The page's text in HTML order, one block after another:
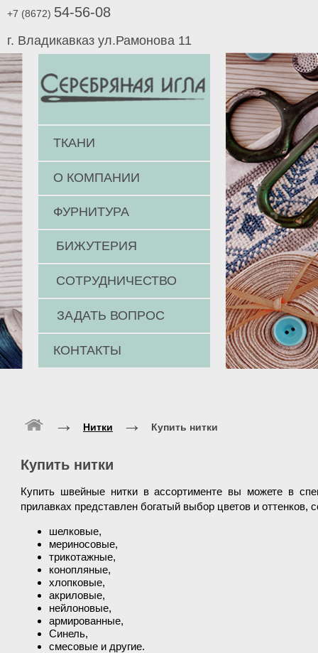
+7 (8672) 54-56-08
г. Владикавказ ул.Рамонова 11
ТКАНИ
О КОМПАНИИ
ФУРНИТУРА
БИЖУТЕРИЯ
СОТРУДНИЧЕСТВО
ЗАДАТЬ ВОПРОС
КОНТАКТЫ
→ Нитки → Купить нитки
Купить нитки
Купить швейные нитки в ассортименте вы можете в
прилавках представлен богатый выбор цветов и
шелковые,
мериносовые,
трикотажные,
конопляные,
хлопковые,
акриловые,
нейлоновые,
армированные,
Синель,
смесовые и другие.